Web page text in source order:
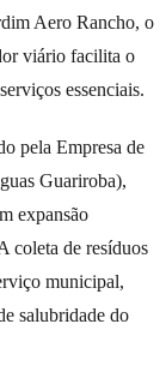
Aero Rancho, o
viário facilita o
essenciais.
pela Empresa de
Guariroba),
expansão
coleta de resíduos
municipal,
salubridade do